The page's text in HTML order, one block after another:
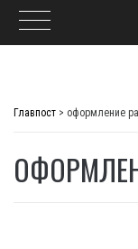
Главпост > оформление